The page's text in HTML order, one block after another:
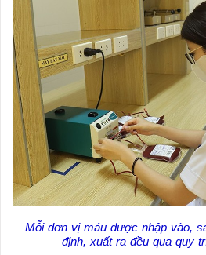
Mỗi đơn vị máu được nhập vào,
định, xuất ra đều qua quy